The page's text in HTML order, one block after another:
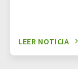
LEER NOTICIA